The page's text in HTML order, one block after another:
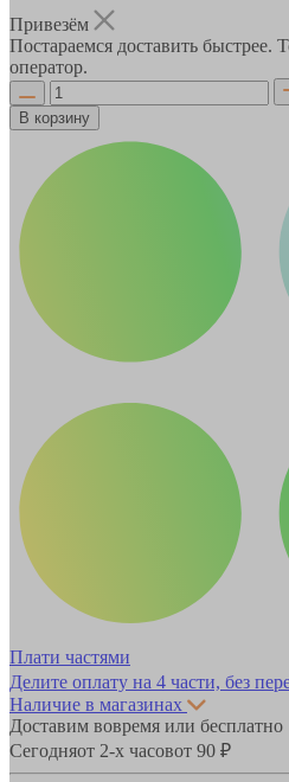
Привезём
Постараемся доставить быстрее.
оператор.
В корзину
Плати частями
Делите оплату на 4 части, без
Наличие в магазинах
Доставим вовремя или бесплатно
Сегодняот 2-х часовот 90 ₽